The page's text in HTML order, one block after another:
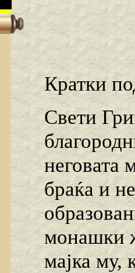
Кратки
Свети
неговата
браќа и
монашки
мајка му,